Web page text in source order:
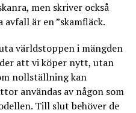
men skriver också
är en ”skamfläck.
världs­toppen i mängden
att vi köper nytt, utan
nollställning kan
användas av någon som
Till slut behöver de